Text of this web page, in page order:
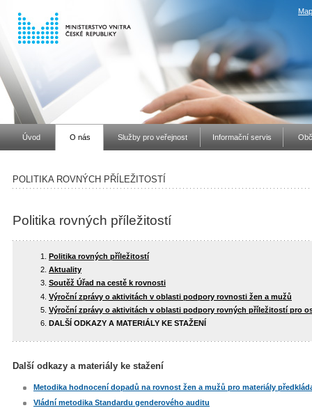
Úvod O nás Služby pro veřejnost Informační servis
POLITIKA ROVNÝCH PŘÍLEŽITOSTÍ
Politika rovných příležitostí
Politika rovných příležitostí
Aktuality
Soutěž Úřad na cestě k rovnosti
Výroční zprávy o aktivitách v oblasti podpory rovnosti žen a mužů
Výroční zprávy o aktivitách v oblasti podpory rovných příležitostí pro
DALŠÍ ODKAZY A MATERIÁLY KE STAŽENÍ
Další odkazy a materiály ke stažení
Metodika hodnocení dopadů na rovnost žen a mužů pro materiály
Vládní metodika Standardu genderového auditu